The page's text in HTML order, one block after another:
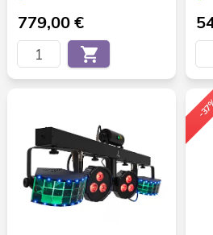
779,00€
-